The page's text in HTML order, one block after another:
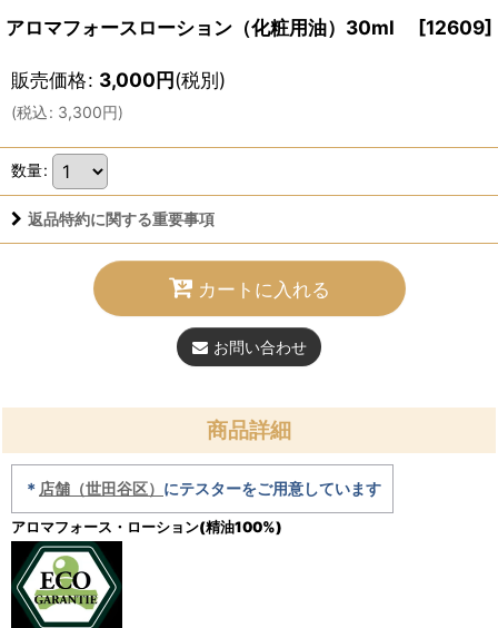
アロマフォースローション（化粧用油）30ml [12609]
販売価格: 3,000円(税別)
(税込: 3,300円)
数量:
返品特約に関する重要事項
カートに入れる
お問い合わせ
商品詳細
＊ 店舗（世田谷区） にテスターをご用意しています
アロマフォース・ローション(精油100%)